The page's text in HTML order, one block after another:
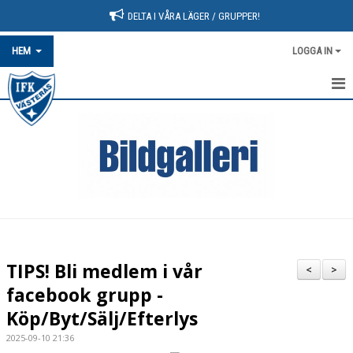
DELTA I VÅRA LÄGER / GRUPPER!
HEM LOGGA IN
HEM
UTRUSTNING
KLUBBKLÄDER
>
<
TIPS! Bli medlem i vår
facebook grupp -
Köp/Byt/Sälj/Efterlys
2025-09-10 21:36